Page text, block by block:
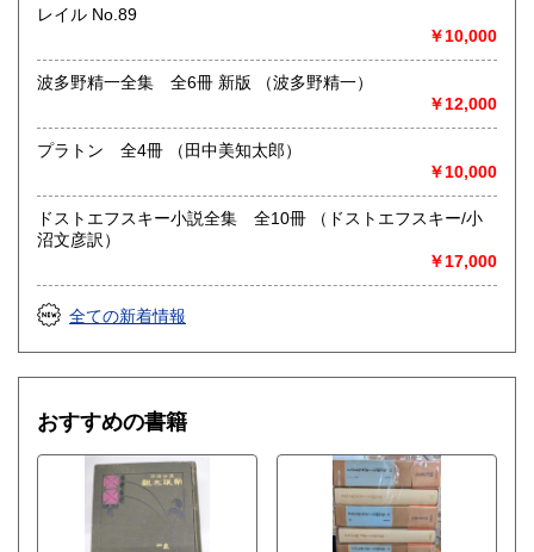
レイル No.89
￥10,000
波多野精一全集 全6冊 新版 （波多野精一）
￥12,000
プラトン 全4冊 （田中美知太郎）
￥10,000
ドストエフスキー小説全集 全10冊 （ドストエフスキー/小
沼文彦訳）
￥17,000
全ての新着情報
おすすめの書籍